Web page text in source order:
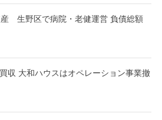
生野区で病院・老健運営 負債総額
収 大和ハウスはオペレーション事業撤